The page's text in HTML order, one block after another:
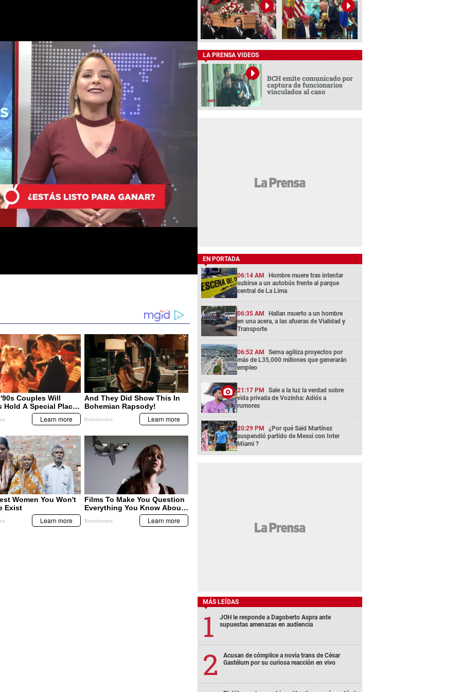
LA PRENSA VIDEOS
BCH emite comunicado por
captura de funcionarios
vinculados al caso
EN PORTADA
06:14 AM Hombre muere tras intentar
subirse a un autobús frente al parque
central de La Lima
06:35 AM Hallan muerto a un hombre
en una acera, a las afueras de Vialidad y
Transporte
06:52 AM Serna agiliza proyectos por
más de L35,000 millones que generarán
empleo
21:17 PM Sale a la luz la verdad sobre
vida privada de Vozinha: Adiós a
rumores
20:29 PM ¿Por qué Said Martínez
suspendió partido de Messi con Inter
Miami ?
MÁS LEÍDAS
JOH le responde a Dagoberto Aspra ante
supuestas amenazas en audiencia
Acusan de cómplice a novia trans de César
Gastélum por su curiosa reacción en vivo